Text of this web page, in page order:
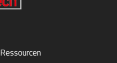
Ressourcen